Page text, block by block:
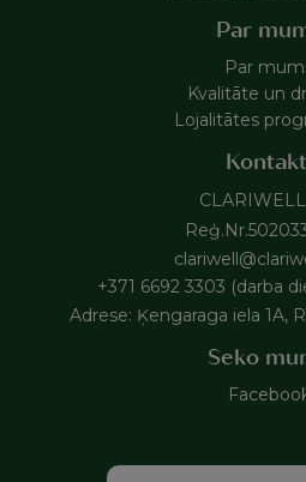
Par
Par
Kvalitāte un
Lojalitātes
+371 6692 3303 (darba
Adrese: Ķengaraga iela 1A,
Seko